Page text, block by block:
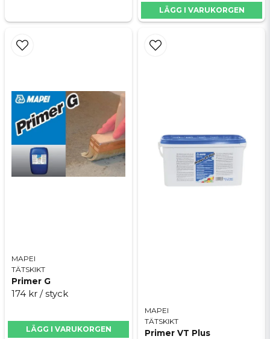
LÄGG I VARUKORGEN
MAPEI
TÄTSKIKT
Primer G
174 kr / styck
LÄGG I VARUKORGEN
MAPEI
TÄTSKIKT
Primer VT Plus